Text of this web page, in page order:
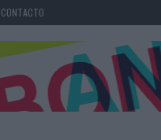
CONTACTO